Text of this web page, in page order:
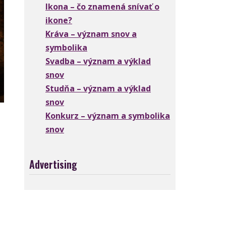
Ikona – čo znamená snívať o
ikone?
Kráva – význam snov a
symbolika
Svadba – význam a výklad
snov
Studňa – význam a výklad
snov
Konkurz – význam a symbolika
snov
Advertising